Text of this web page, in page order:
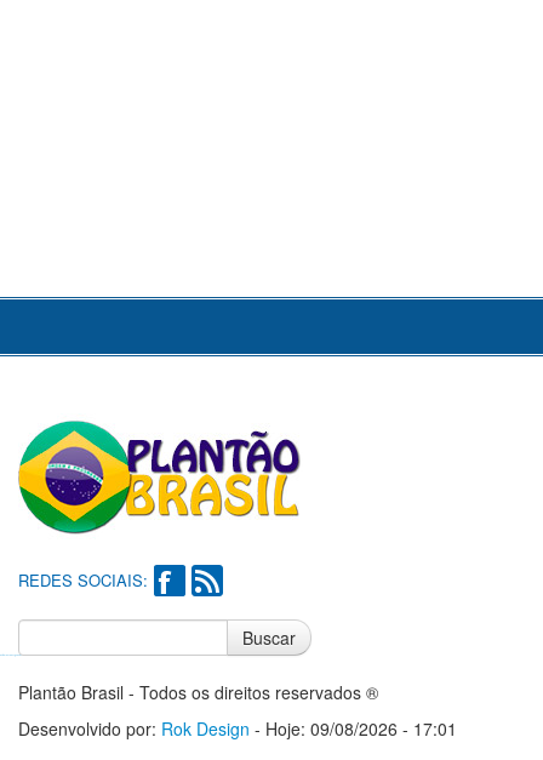
REDES SOCIAIS:
Buscar
Plantão Brasil - Todos os direitos reservados ®
Desenvolvido por: Rok Design - Hoje: 09/08/2026 - 17:01